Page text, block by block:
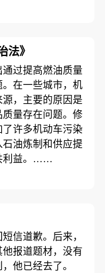
法》
过提高燃油质量
。在一些城市，机
源，主要的原因是
量存在问题。修
许多机动车污染
油炼制和供应提
利益。……
信道歉。后来，
报道题材，没有
他已经去了。